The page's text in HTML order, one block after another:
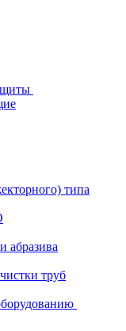
типа
абразива
труб